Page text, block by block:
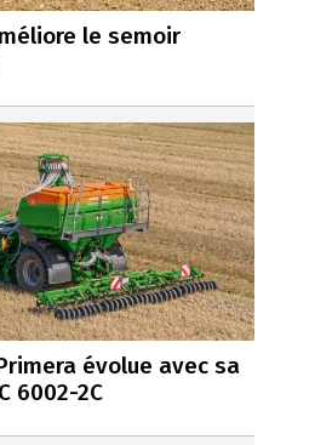
le semoir
évolue avec sa
6002-2C